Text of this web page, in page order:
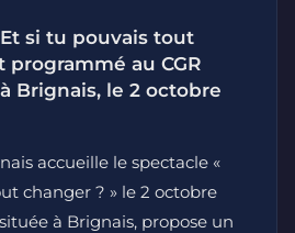
si tu pouvais tout
programmé au CGR
Brignais, le 2 octobre
accueille le spectacle «
changer ? » le 2 octobre
à Brignais, propose un